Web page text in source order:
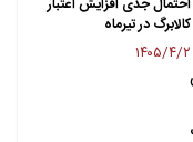
کالابرگ در تیرماه
۱۴۰۵/۴/۲